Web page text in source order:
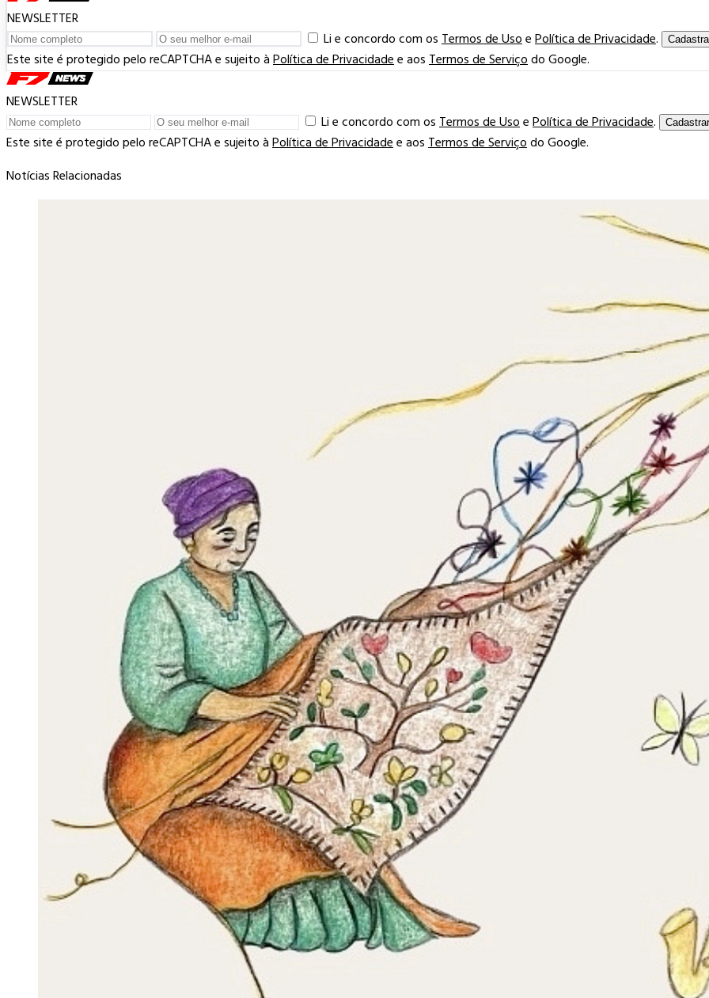
NEWSLETTER
Li e concordo com osTermos de UsoePolítica de Privacidade.
Este site é protegido pelo reCAPTCHA e sujeito àPolítica de Privacidadee aosTermos de Serviçodo Google.
NEWSLETTER
Li e concordo com osTermos de UsoePolítica de Privacidade. Cadastrar
Este site é protegido pelo reCAPTCHA e sujeito àPolítica de Privacidadee aosTermos de Serviçodo Google.
Notícias Relacionadas